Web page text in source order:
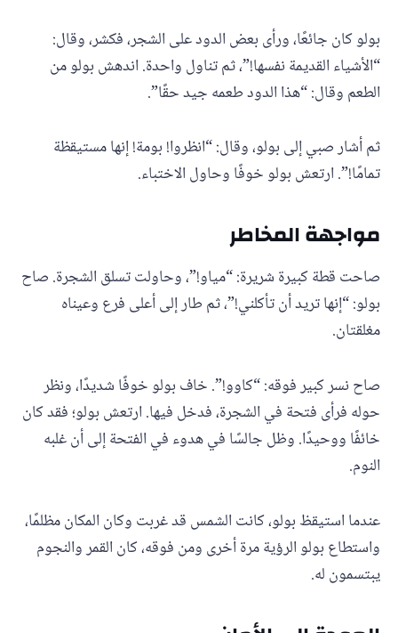
بولو كان جائعًا، ورأى بعض الدود على الشجر، فكشر، وقال:
“الأشياء القديمة نفسها!”، ثم تناول واحدة. اندهش بولو من
الطعم وقال: “هذا الدود طعمه جيد حقًا”.
ثم أشار صبي إلى بولو، وقال: “انظروا! بومة! إنها مستيقظة
تمامًا!”. ارتعش بولو خوفًا وحاول الاختباء.
مواجهة المخاطر
صاحت قطة كبيرة شريرة: “مياو!”، وحاولت تسلق الشجرة. صاح
بولو: “إنها تريد أن تأكلني!”، ثم طار إلى أعلى فرع وعيناه
مغلقتان.
صاح نسر كبير فوقه: “كاوو!”. خاف بولو خوفًا شديدًا، ونظر
حوله فرأى فتحة في الشجرة، فدخل فيها. ارتعش بولو؛ فقد كان
خائفًا ووحيدًا. وظل جالسًا في هدوء في الفتحة إلى أن غلبه
النوم.
عندما استيقظ بولو، كانت الشمس قد غربت وكان المكان مظلمًا،
واستطاع بولو الرؤية مرة أخرى ومن فوقه، كان القمر والنجوم
يبتسمون له.